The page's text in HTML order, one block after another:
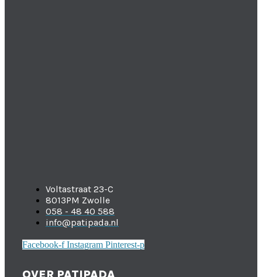
Voltastraat 23-C
8013PM Zwolle
058 - 48 40 588
info@patipada.nl
Facebook-f Instagram Pinterest-p
OVER PATIPADA